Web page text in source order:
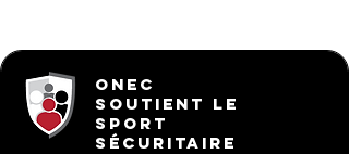
ONEC
SOUTIENT LE
SPORT
SÉCURITAIRE